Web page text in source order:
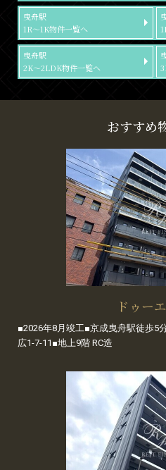
曳舟駅
1R～1K物件一覧へ
曳舟駅
2K～2LDK物件一覧へ
おすすめ
ドゥー
■2026年8月竣工■京成曳舟駅徒歩5
広1-7-11■地上9階 RC造